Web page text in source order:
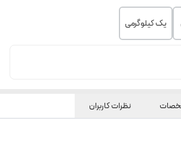
یک کیلوگرمی
نظرات کاربران